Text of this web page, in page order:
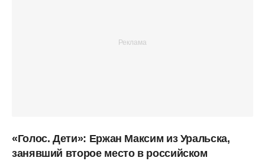
«Голос. Дети»: Ержан Максим из Уральска,
занявший второе место в российском